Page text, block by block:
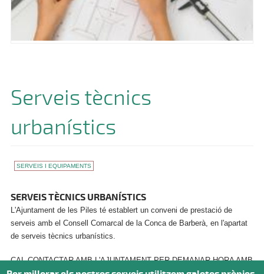
Serveis tècnics
urbanístics
SERVEIS I EQUIPAMENTS
SERVEIS TÈCNICS URBANÍSTICS
L'Ajuntament de les Piles té establert un conveni de prestació de
serveis amb el Consell Comarcal de la Conca de Barberà, en l'apartat
de serveis tècnics urbanístics.
CAL CONTACTARAMB L'AJUNTAMENT PER DEMANAR HORA AMB